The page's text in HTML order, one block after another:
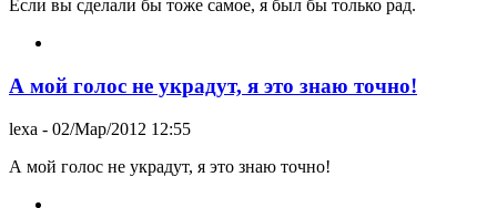
Если вы сделали бы тоже самое, я был бы только рад.
А мой голос не украдут, я это знаю точно!
lexa - 02/Мар/2012 12:55
А мой голос не украдут, я это знаю точно!